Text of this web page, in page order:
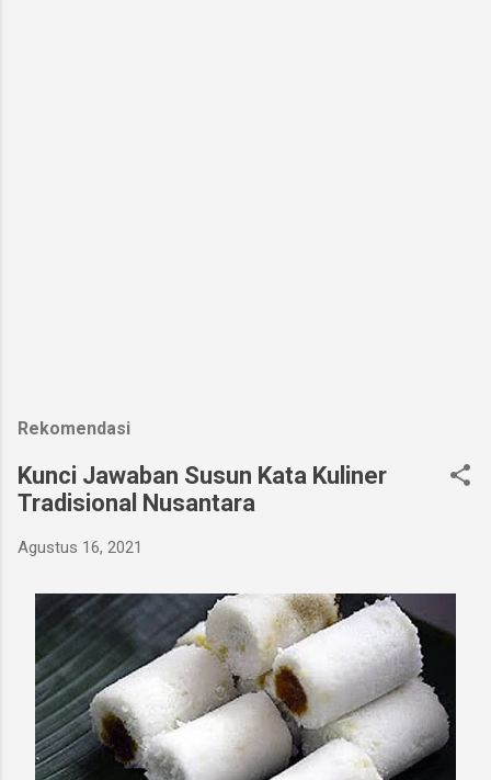
Rekomendasi
Kunci Jawaban Susun Kata Kuliner
Tradisional Nusantara
Agustus 16, 2021